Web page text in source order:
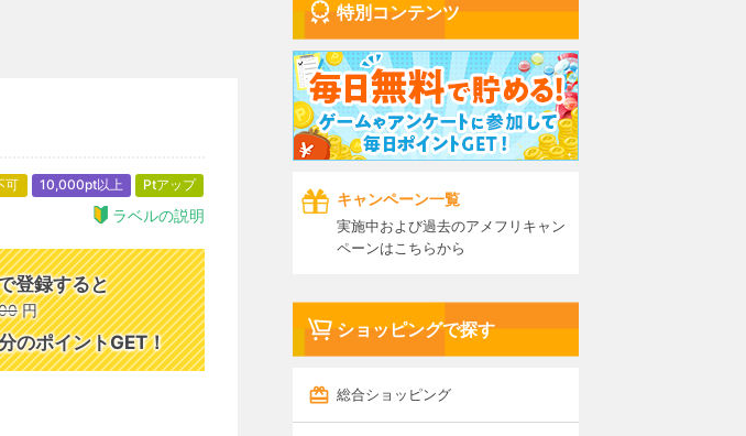
可 10,000pt以上 Ptアップ
ラベルの説明
登録すると
円
のポイントGET！
特別コンテンツ
キャンペーン一覧
実施中および過去のアメフリキャン
ペーンはこちらから
ショッピングで探す
総合ショッピング